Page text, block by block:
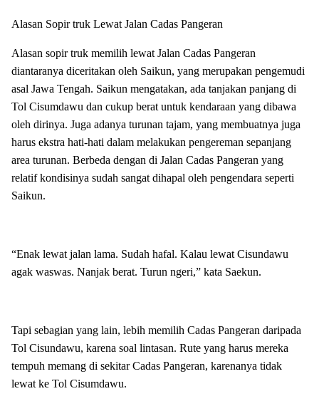
Alasan Sopir truk Lewat Jalan Cadas Pangeran
Alasan sopir truk memilih lewat Jalan Cadas Pangeran
diantaranya diceritakan oleh Saikun, yang merupakan pengemudi
asal Jawa Tengah. Saikun mengatakan, ada tanjakan panjang di
Tol Cisumdawu dan cukup berat untuk kendaraan yang dibawa
oleh dirinya. Juga adanya turunan tajam, yang membuatnya juga
harus ekstra hati-hati dalam melakukan pengereman sepanjang
area turunan. Berbeda dengan di Jalan Cadas Pangeran yang
relatif kondisinya sudah sangat dihapal oleh pengendara seperti
Saikun.
“Enak lewat jalan lama. Sudah hafal. Kalau lewat Cisundawu
agak waswas. Nanjak berat. Turun ngeri,” kata Saekun.
Tapi sebagian yang lain, lebih memilih Cadas Pangeran daripada
Tol Cisundawu, karena soal lintasan. Rute yang harus mereka
tempuh memang di sekitar Cadas Pangeran, karenanya tidak
lewat ke Tol Cisumdawu.